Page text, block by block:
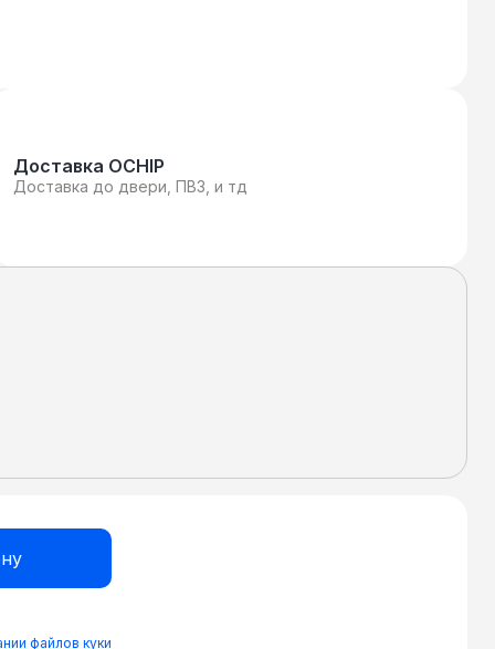
Доставка OCHIP
Доставка до двери, ПВЗ, и тд
файлов куки